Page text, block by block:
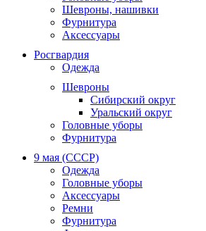
Шевроны, нашивки
Фурнитура
Аксессуары
Росгвардия
Одежда
Шевроны
Сибирский округ
Уральский округ
Головные уборы
Фурнитура
9 мая (СССР)
Одежда
Головные уборы
Аксессуары
Ремни
Фурнитура